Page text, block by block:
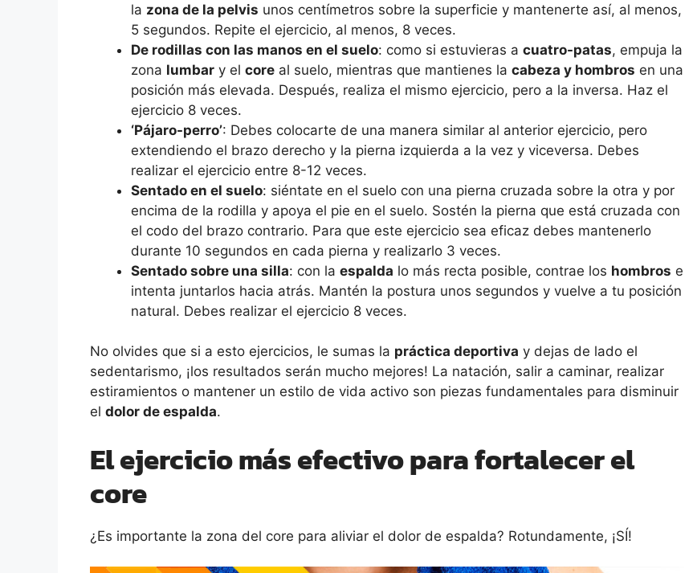
la zona de la pelvis unos centímetros sobre la superficie y mantenerte así, al menos,
5 segundos. Repite el ejercicio, al menos, 8 veces.
De rodillas con las manos en el suelo: como si estuvieras a cuatro-patas, empuja la
zona lumbar y el core al suelo, mientras que mantienes la cabeza y hombros en una
posición más elevada. Después, realiza el mismo ejercicio, pero a la inversa. Haz el
ejercicio 8 veces.
‘Pájaro-perro’: Debes colocarte de una manera similar al anterior ejercicio, pero
extendiendo el brazo derecho y la pierna izquierda a la vez y viceversa. Debes
realizar el ejercicio entre 8-12 veces.
Sentado en el suelo: siéntate en el suelo con una pierna cruzada sobre la otra y por
encima de la rodilla y apoya el pie en el suelo. Sostén la pierna que está cruzada con
el codo del brazo contrario. Para que este ejercicio sea eficaz debes mantenerlo
durante 10 segundos en cada pierna y realizarlo 3 veces.
Sentado sobre una silla: con la espalda lo más recta posible, contrae los hombros e
intenta juntarlos hacia atrás. Mantén la postura unos segundos y vuelve a tu posición
natural. Debes realizar el ejercicio 8 veces.
No olvides que si a esto ejercicios, le sumas la práctica deportiva y dejas de lado el
sedentarismo, ¡los resultados serán mucho mejores! La natación, salir a caminar, realizar
estiramientos o mantener un estilo de vida activo son piezas fundamentales para disminuir
el dolor de espalda.
El ejercicio más efectivo para fortalecer el
core
¿Es importante la zona del core para aliviar el dolor de espalda? Rotundamente, ¡SÍ!